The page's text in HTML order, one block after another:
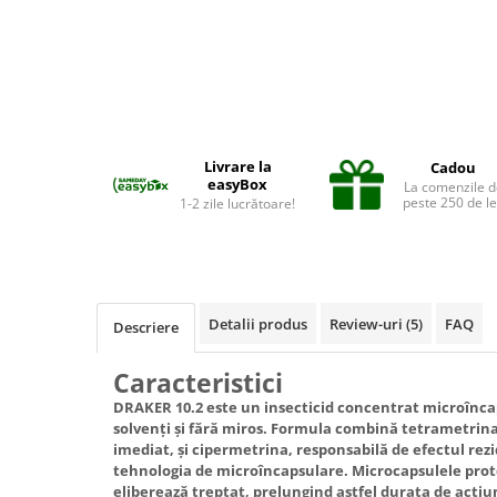
Livrare la
easyBox
1-2 zile lucrătoare!
Cadou
La comenzile
peste 250 de
Descriere Detalii produs Review-uri (5) FAQ
Caracteristici
DRAKER 10.2 este un insecticid concentrat
solvenți și fără miros. Formula combină
imediat, și cipermetrina, responsabilă de efectul
tehnologia de microîncapsulare. Microcapsulele
eliberează treptat, prelungind astfel durata de